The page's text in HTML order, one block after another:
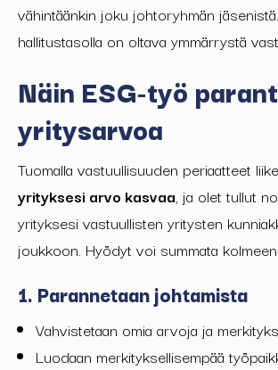
vähintäänkin joku johtoryhmän
hallitustasolla on oltava ymmärrystä
Näin ESG-työ
yritysarvoa
Tuomalla vastuullisuuden periaatteet
yrityksesi arvo kasvaa, ja olet tullut
yrityksesi vastuullisten yritysten
joukkoon. Hyödyt voi summata
1. Parannetaan johtamista
Vahvistetaan omia arvoja ja
Luodaan merkityksellisempää